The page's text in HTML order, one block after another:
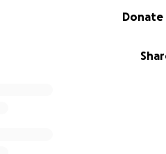
Donate